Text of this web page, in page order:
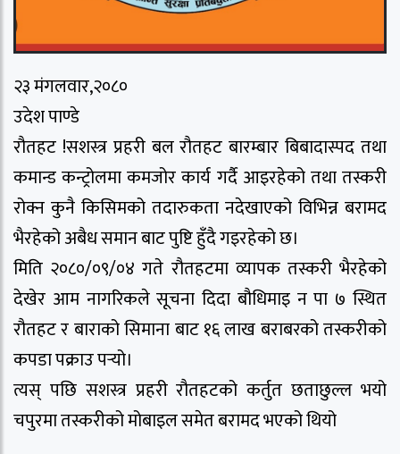
२३ मंगलवार,२०८०
उदेश पाण्डे
रौतहट !सशस्त्र प्रहरी बल रौतहट बारम्बार बिबादास्पद तथा
कमान्ड कन्ट्रोलमा कमजोर कार्य गर्दै आइरहेको तथा तस्करी
रोक्न कुनै किसिमको तदारुकता नदेखाएको विभिन्न बरामद
भैरहेको अबैध समान बाट पुष्टि हुँदै गइरहेको छ।
मिति २०८०/०९/०४ गते रौतहटमा व्यापक तस्करी भैरहेको
देखेर आम नागरिकले सूचना दिदा बौधिमाइ न पा ७ स्थित
रौतहट र बाराको सिमाना बाट १६ लाख बराबरको तस्करीको
कपडा पक्राउ पर्‍यो।
त्यस् पछि सशस्त्र प्रहरी रौतहटको कर्तुत छताछुल्ल भयो
चपुरमा तस्करीको मोबाइल समेत बरामद भएको थियो